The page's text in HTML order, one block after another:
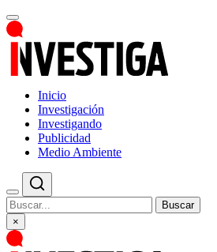
Inicio
Investigación
Investigando
Publicidad
Medio Ambiente
Buscar
×